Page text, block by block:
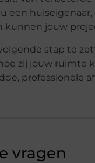
een
kunnen jouw
stap te
zij jouw ruimte
professionele
vragen